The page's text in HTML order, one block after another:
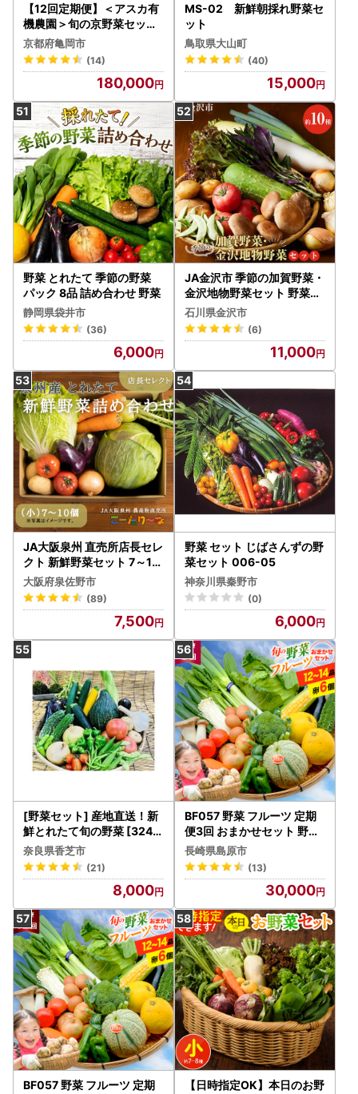
【12回定期便】＜アスカ有
機農園＞旬の京野菜セット
Ｌ 野菜
京都府亀岡市
(14)
180,000
MS-02 新鮮朝採れ野菜セ
ット
鳥取県大山町
(40)
15,000
野菜 とれたて 季節の野菜
パック 8品 詰め合わせ 野菜
静岡県袋井市
(36)
6,000
JA金沢市 季節の加賀野菜・
金沢地物野菜セット 野菜詰
め合わせ
石川県金沢市
(6)
11,000
JA大阪泉州 直売所店長セレ
クト 新鮮野菜セット 7～10
個
大阪府泉佐野市
(89)
7,500
野菜 セット じばさんずの野
菜セット 006-05
神奈川県秦野市
(0)
6,000
[野菜セット] 産地直送！新
鮮とれたて旬の野菜 [3246
]
奈良県香芝市
(21)
8,000
BF057 野菜 フルーツ 定期
便3回 おまかせセット 野菜
フルーツ12～14品目 卵6玉
長崎県島原市
(13)
30,000
BF057 野菜 フルーツ 定期
【日時指定OK】本日のお野